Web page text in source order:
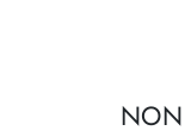
NON